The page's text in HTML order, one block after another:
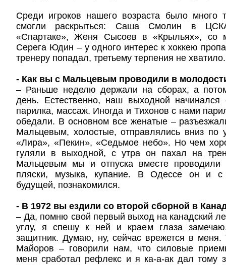
Среди игроков нашего возраста было много
смогли раскрыться: Саша Смолин в
«Спартаке», Женя Сысоев в «Крыльях», со
Серега Юдин – у одного интерес к хоккею
тренеру попадал, третьему терпения не хватило.
- Как вы с Мальцевым проводили в
– Раньше неделю держали на сборах, а
день. Естественно, наш выходной
парилка, массаж. Иногда и Тихонов с нами
обедали. В основном все женатые –
Мальцевым, холостые, отправлялись вниз по
«Лира», «Пекин», «Седьмое небо». Но чем
гуляли в выходной, с утра он пахал на
Мальцевым мы и отпуска вместе
пляски, музыка, купание. В Одессе он и с
будущей, познакомился.
- В 1972 вы ездили со второй сборной в
– Да, помню свой первый выход на канадский
углу, я спешу к ней и краем глаза
защитник. Думаю, ну, сейчас врежется в
Майоров – говорили нам, что силовые
меня сработал рефлекс и я ка-а-ак дал тому